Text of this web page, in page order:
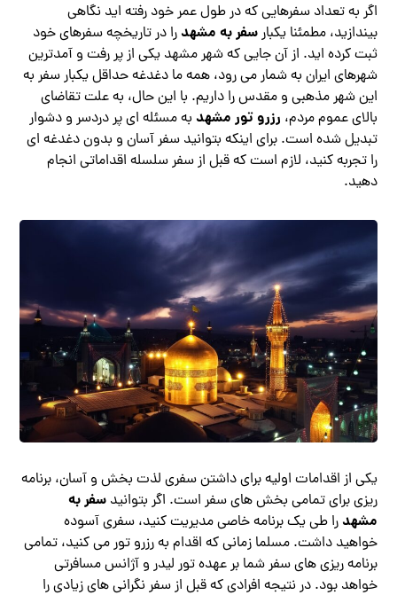
اگر به تعداد سفرهایی که در طول عمر خود رفته اید نگاهی
بیندازید، مطمئنا یکبارسفر به مشهد را در تاریخچه سفرهای خود
ثبت کرده اید. از آن جایی که شهر مشهد یکی از پر رفت و آمدترین
شهرهای ایران به شمار می رود، همه ما دغدغه حداقل یکبار سفر به
این شهر مذهبی و مقدس را داریم. با این حال، به علت تقاضای
بالای عموم مردم، رزرو تور مشهد به مسئله ای پر دردسر و دشوار
تبدیل شده است. برای اینکه بتوانید سفر آسان و بدون دغدغه ای
را تجربه کنید، لازم است که قبل از سفر سلسله اقداماتی انجام
دهید.
یکی از اقدامات اولیه برای داشتن سفری لذت بخش و آسان، برنامه
ریزی برای تمامی بخش های سفر است. اگر بتوانیدسفر به
مشهد را طی یک برنامه خاصی مدیریت کنید، سفری آسوده
خواهید داشت. مسلما زمانی که اقدام به رزرو تور می کنید، تمامی
برنامه ریزی های سفر شما بر عهده تور لیدر و آژانس مسافرتی
خواهد بود. در نتیجه افرادی که قبل از سفر نگرانی های زیادی را